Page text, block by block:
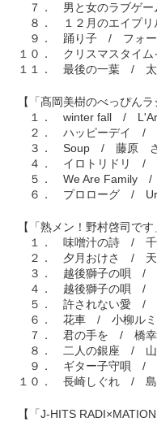
７． 男と女のラブゲ
８． １２月のエイプ
９． 踊り子 / フォー
１０． クリスマスタイ
１１． 最後の一葉 /
【「髙岡美樹のべっぴん
１． winter fall / L'Arc
２． ハッピーデイ /
３． Soup / 藤原 さ
４． イロトリドリ /
５． We Are Family /
６． プロローグ /
【「熟メン！野村啓司で
１． 味噌汁の詩 / 千
２． 夕月おけさ / 天
３． 越後獅子の唄 /
４． 越後獅子の唄 /
５． 許されない愛 /
６． 花車 / 小柳ルミ
７． 君の手を / 橋幸
８． 二人の銀座 / 山
９． ギター子守唄 /
１０． 長崎しぐれ / 島
【「J-HITS